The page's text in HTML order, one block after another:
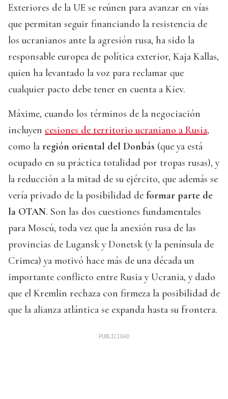
Exteriores de la UE se reúnen para avanzar en vías
que permitan seguir financiando la resistencia de
los ucranianos ante la agresión rusa, ha sido la
responsable europea de política exterior, Kaja Kallas,
quien ha levantado la voz para reclamar que
cualquier pacto debe tener en cuenta a Kiev.
Máxime, cuando los términos de la negociación
incluyen cesiones de territorio ucraniano a Rusia,
como la región oriental del Donbás (que ya está
ocupado en su práctica totalidad por tropas rusas), y
la reducción a la mitad de su ejército, que además se
vería privado de la posibilidad de formar parte de
la OTAN. Son las dos cuestiones fundamentales
para Moscú, toda vez que la anexión rusa de las
provincias de Lugansk y Donetsk (y la península de
Crimea) ya motivó hace más de una década un
importante conflicto entre Rusia y Ucrania, y dado
que el Kremlin rechaza con firmeza la posibilidad de
que la alianza atlántica se expanda hasta su frontera.